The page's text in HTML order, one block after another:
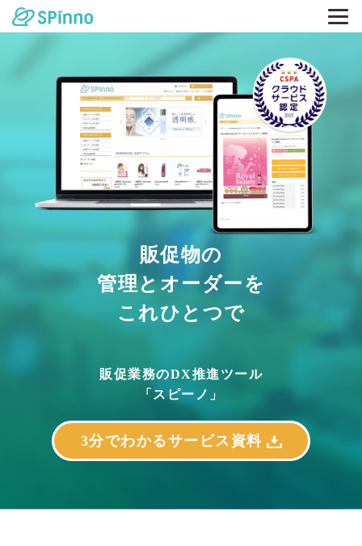
販促物の
管理とオーダーを
これひとつで
販促業務のDX推進ツール
「スピーノ」
3分でわかるサービス資料